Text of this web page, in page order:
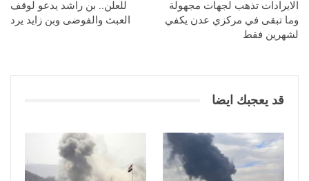
الايرادات تذهب لجهات مجهولة
وما تبقى في مركزي عدن يكفي
لشهرين فقط
للعلن.. بن راشد يدعو لوقف
العبث والفوضى وبن زايد يرد
قد يعجبك ايضا